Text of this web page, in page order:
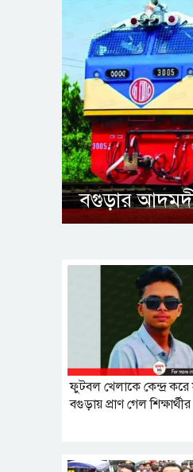
বগুড়ার
ফুটবল খেলাকে কেন্দ্র করে
বগুড়ায় প্রাণ গেল শিক্ষার্থীর